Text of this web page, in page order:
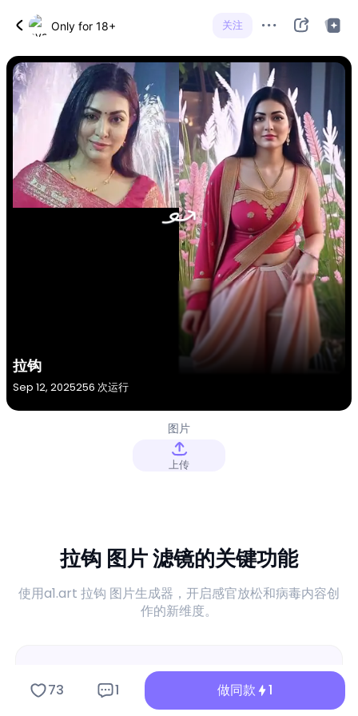
Only for 18+ 关注
拉钩
Sep 12, 2025256 次运行
图片
上传
拉钩 图片 滤镜的关键功能
使用a1.art 拉钩 图片生成器，开启感官放松和病毒内容创
作的新维度。
73 1 做同款 1